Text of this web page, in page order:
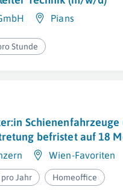
Pians
Stunde
Schienenfahrzeuge
befristet auf 18
Wien-Favoriten
pro Jahr Homeoffice